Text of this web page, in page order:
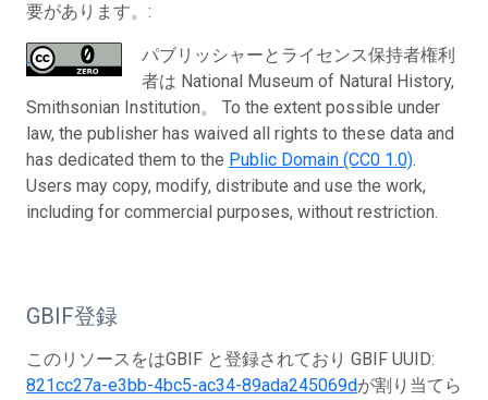
要があります。:
パブリッシャーとライセンス保持者権利
者は National Museum of Natural History,
Smithsonian Institution。 To the extent possible under
law, the publisher has waived all rights to these data and
has dedicated them to the Public Domain (CC0 1.0).
Users may copy, modify, distribute and use the work,
including for commercial purposes, without restriction.
GBIF登録
このリソースをはGBIF と登録されており GBIF UUID:
821cc27a-e3bb-4bc5-ac34-89ada245069dが割り当てら